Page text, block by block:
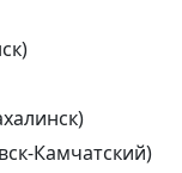
Камчатский)